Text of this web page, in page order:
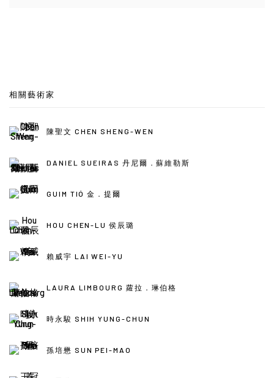
相關藝術家
陳聖文 CHEN SHENG-WEN
DANIEL SUEIRAS 丹尼爾．蘇維勒斯
GUIM TIÓ 金．提爾
HOU CHEN-LU 侯辰璐
賴威宇 LAI WEI-YU
LAURA LIMBOURG 蘿拉．琳伯格
時永駿 SHIH YUNG-CHUN
孫培懋 SUN PEI-MAO